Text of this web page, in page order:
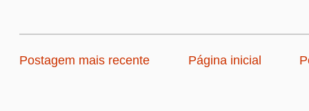
Postagem mais recente Página inicial